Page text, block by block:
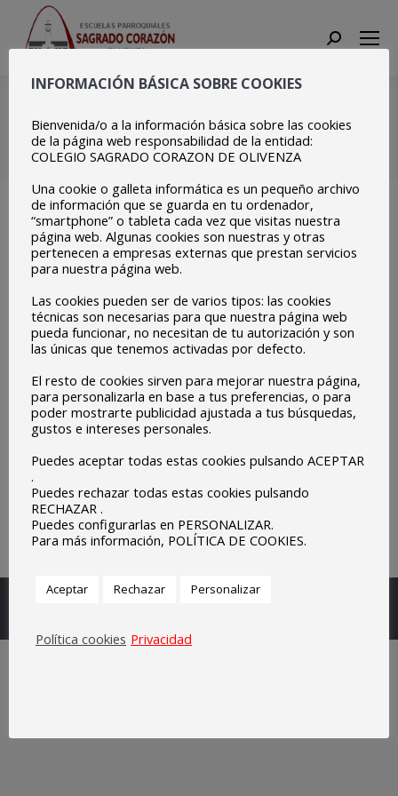
Search:
Invitación a la Eucaristía
de inicio de curso
Estás aquí:
Inicio Centro Invitación a la Eucaristía de…
Navegación
entre
entradas
Escuelas Parroquiales Sagrado Corazón de Olivenza.
INFORMACIÓN BÁSICA SOBRE COOKIES
Bienvenida/o a la información básica sobre las cookies
de la página web responsabilidad de la entidad:
COLEGIO SAGRADO CORAZON DE OLIVENZA
Una cookie o galleta informática es un pequeño archivo
de información que se guarda en tu ordenador,
“smartphone” o tableta cada vez que visitas nuestra
página web. Algunas cookies son nuestras y otras
pertenecen a empresas externas que prestan servicios
para nuestra página web.
Las cookies pueden ser de varios tipos: las cookies
técnicas son necesarias para que nuestra página web
pueda funcionar, no necesitan de tu autorización y son
las únicas que tenemos activadas por defecto.
El resto de cookies sirven para mejorar nuestra página,
para personalizarla en base a tus preferencias, o para
poder mostrarte publicidad ajustada a tus búsquedas,
gustos e intereses personales.
Puedes aceptar todas estas cookies pulsando ACEPTAR
.
Puedes rechazar todas estas cookies pulsando
RECHAZAR .
Puedes configurarlas en PERSONALIZAR.
Para más información, POLÍTICA DE COOKIES.
Aceptar Rechazar Personalizar
Política cookies Privacidad